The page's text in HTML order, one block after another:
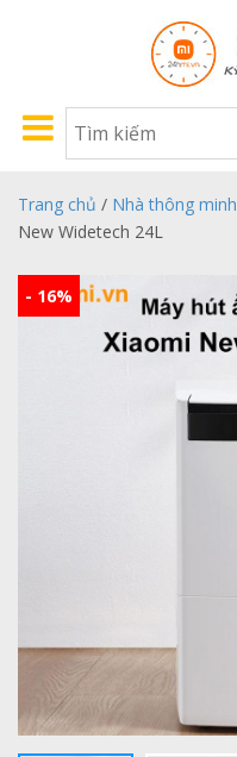
Trang chủ / Nhà thông minh
New Widetech 24L
- 16%